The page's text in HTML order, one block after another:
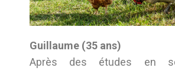
Guillaume (35 ans)
Après des études en